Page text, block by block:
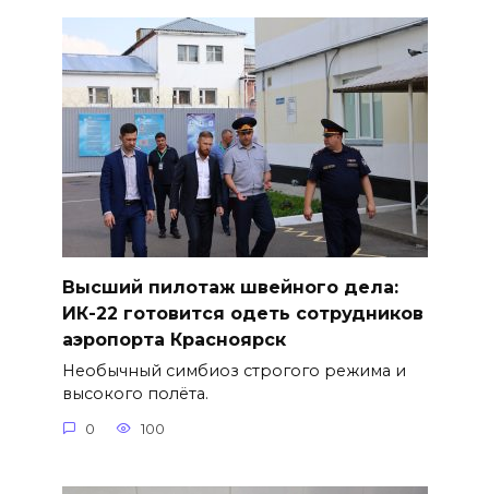
Высший пилотаж швейного дела:
ИК-22 готовится одеть сотрудников
аэропорта Красноярск
Необычный симбиоз строгого режима и
высокого полёта.
0 100